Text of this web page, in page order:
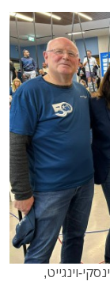
וינגייט,